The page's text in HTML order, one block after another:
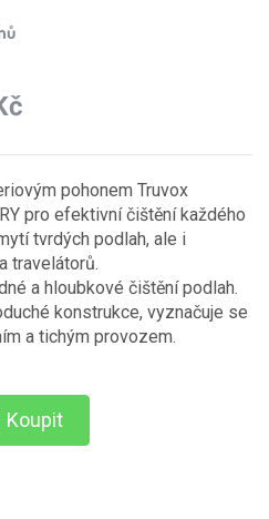
pohonem Truvox
pro efektivní čištění každého
tvrdých podlah, ale i
travelátorů.
a hloubkové čištění podlah.
konstrukce, vyznačuje se
a tichým provozem.
Koupit